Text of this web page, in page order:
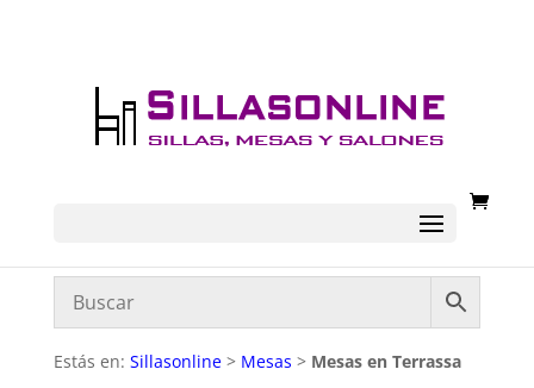
Estás en: Sillasonline> Mesas > Mesas en Terrassa